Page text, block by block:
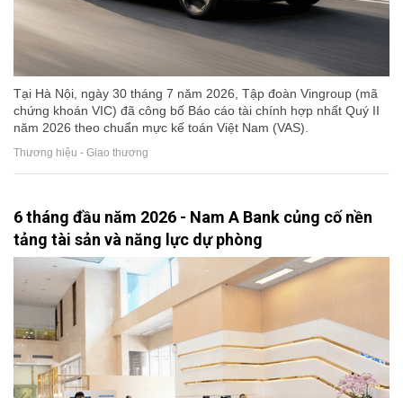
Tại Hà Nội, ngày 30 tháng 7 năm 2026, Tập đoàn Vingroup (mã
chứng khoán VIC) đã công bố Báo cáo tài chính hợp nhất Quý II
năm 2026 theo chuẩn mực kế toán Việt Nam (VAS).
Thương hiệu - Giao thương
6 tháng đầu năm 2026 - Nam A Bank củng cố nền
tảng tài sản và năng lực dự phòng